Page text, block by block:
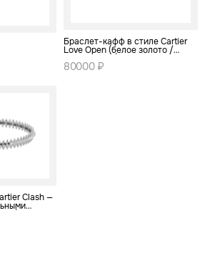
Браслет-кафф в стиле Cartier
Love Open (белое золото /
80000 ₽
Clash —